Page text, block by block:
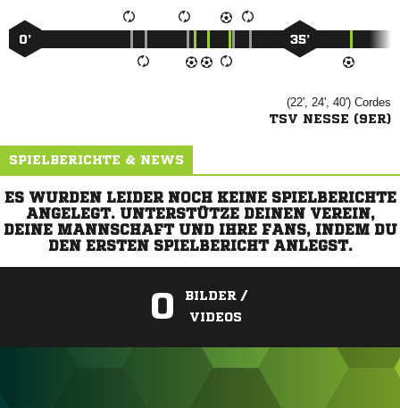
0’ 35’
(22', 24', 40') 
TSV NESSE (9ER)
SPIELBERICHTE & NEWS
ES WURDEN LEIDER NOCH KEINE SPIELBERICHTE
ANGELEGT. UNTERSTÜTZE DEINEN VEREIN,
DEINE MANNSCHAFT UND IHRE FANS, INDEM DU
DEN ERSTEN SPIELBERICHT ANLEGST.
0
BILDER /
VIDEOS